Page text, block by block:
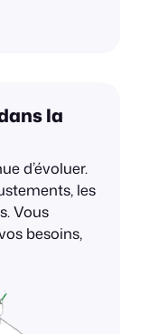
la
d’évoluer.
les
Vous
besoins,